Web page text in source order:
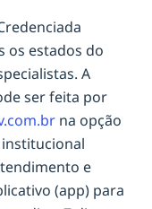
os estados do
A
ser feita por
na opção
institucional
e
(app) para